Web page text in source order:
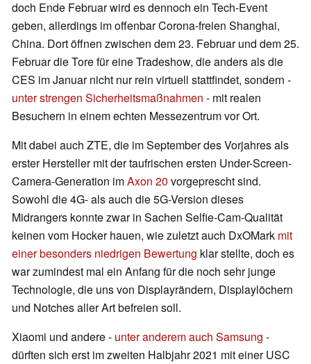
doch Ende Februar wird es dennoch ein Tech-Event
geben, allerdings im offenbar Corona-freien Shanghai,
China. Dort öffnen zwischen dem 23. Februar und dem 25.
Februar die Tore für eine Tradeshow, die anders als die
CES im Januar nicht nur rein virtuell stattfindet, sondern -
unter strengen Sicherheitsmaßnahmen - mit realen
Besuchern in einem echten Messezentrum vor Ort.
Mit dabei auch ZTE, die im September des Vorjahres als
erster Hersteller mit der taufrischen ersten Under-Screen-
Camera-Generation imAxon 20 vorgeprescht sind.
Sowohl die 4G- als auch die 5G-Version dieses
Midrangers konnte zwar in Sachen Selfie-Cam-Qualität
keinen vom Hocker hauen, wie zuletzt auch DxOMark mit
einer besonders niedrigen Bewertung klar stellte, doch es
war zumindest mal ein Anfang für die noch sehr junge
Technologie, die uns von Displayrändern, Displaylöchern
und Notches aller Art befreien soll.
Xiaomi und andere - unter anderem auch Samsung -
dürften sich erst im zweiten Halbjahr 2021 mit einer USC